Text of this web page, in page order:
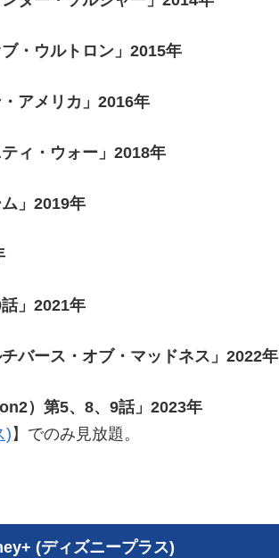
・ウルトロン」2015年
アメリカ」2016年
ィ・ウォー」2018年
」2019年
」2021年
バース・オブ・マッドネス」2022年
）第5、8、9話」2023年
) 】でのみ見放題。
(ディズニープラス)